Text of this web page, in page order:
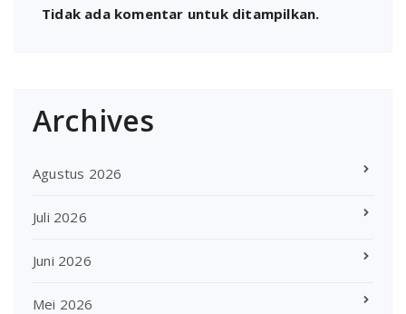
Tidak ada komentar untuk ditampilkan.
Archives
Agustus 2026
Juli 2026
Juni 2026
Mei 2026